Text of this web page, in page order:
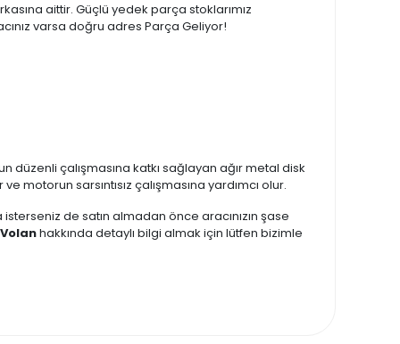
aittir. Güçlü yedek parça stoklarımız
varsa doğru adres Parça Geliyor!
çalışmasına katkı sağlayan ağır metal disk
sarsıntısız çalışmasına yardımcı olur.
isterseniz de satın almadan önce aracınızın şase
hakkında detaylı bilgi almak için lütfen bizimle